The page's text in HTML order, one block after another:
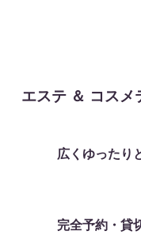
エステ ＆ コスメ
広くゆったり
完全予約・貸